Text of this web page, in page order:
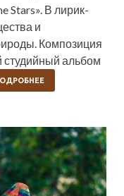
Stars». В лирик-
и
Композиция
студийный альбом